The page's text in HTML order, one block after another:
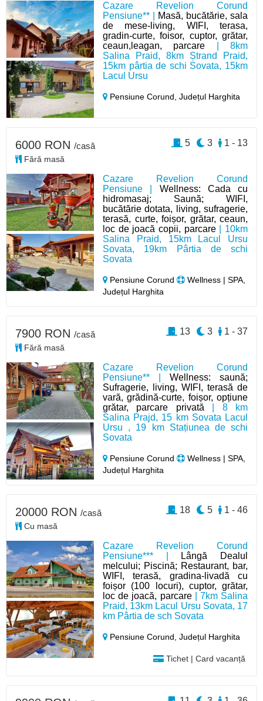
Cazare Revelion Corund
Pensiune** |
Masă, bucătărie, sala
de mese-living, WIFI, terasa,
gradin-curte, foisor, cuptor, grătar,
ceaun,leagan, parcare | 8km
Salina Praid, 8km Ștrand Praid,
15km pârtia de schi Sovata, 15km
Lacul Ursu
Pensiune Corund,Județul Harghita
Cazare Revelion Corund
Pensiune | Wellness: Cada cu
hidromasaj; Saună; WIFI,
bucătărie dotata, living, sufragerie,
terasă, curte, foișor, grătar, ceaun,
loc de joacă copii, parcare| 10km
Salina Praid, 15km Lacul Ursu
Sovata, 19km Pârtia de schi
Sovata
Pensiune Corund
Wellness | SPA,
Județul Harghita
6000 RON /casă
Fără masă
1 - 13
3
5
Cazare Revelion Corund
Pensiune** |Wellness: saună;
Sufragerie, living, WIFI, terasă de
vară, grădină-curte, foișor, opțiune
grătar, parcare privată | 8 km
Salina Prajd, 15 km Sovata Lacul
Ursu , 19 km Stațiunea de schi
Sovata
Pensiune Corund
Wellness | SPA,
Județul Harghita
7900 RON /casă
Fără masă
1 - 37
3
13
Cazare Revelion Corund
Pensiune*** |
Lângă Dealul
melcului; Piscină; Restaurant, bar,
WIFI, terasă, gradina-livadă cu
foișor (100 locuri), cuptor, grătar,
loc de joacă, parcare| 7km Salina
Praid, 13km Lacul Ursu Sovata, 17
km Pârtia de sch Sovata
Pensiune Corund,Județul Harghita
Tichet | Card vacanță
20000 RON /casă
Cu masă
1 - 46
5
18